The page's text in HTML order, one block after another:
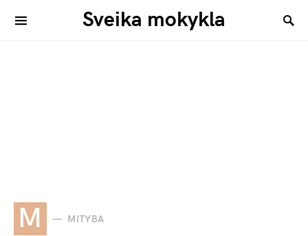
Sveika mokykla
M MITYBA